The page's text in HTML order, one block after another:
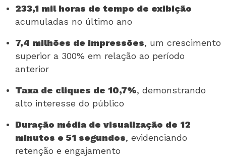
233,1 mil horas de tempo de exibição
acumuladas no último ano
7,4 milhões de impressões, um crescimento
superior a 300% em relação ao período
anterior
Taxa de cliques de 10,7%, demonstrando
alto interesse do público
Duração média de visualização de 12
minutos e 51 segundos, evidenciando
retenção e engajamento